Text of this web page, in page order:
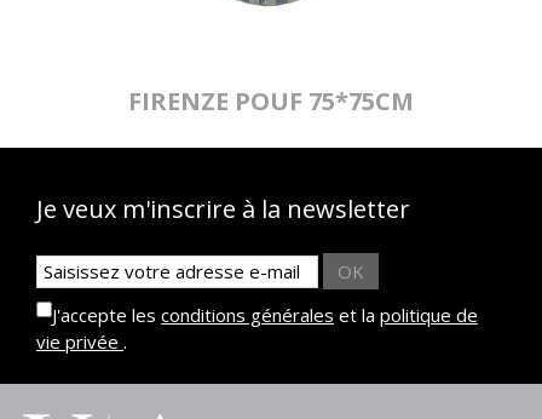
FIRENZE POUF 75*75CM
Je veux m'inscrire à la newsletter
OK
J'accepte les conditions générales et la politique de
vie privée .